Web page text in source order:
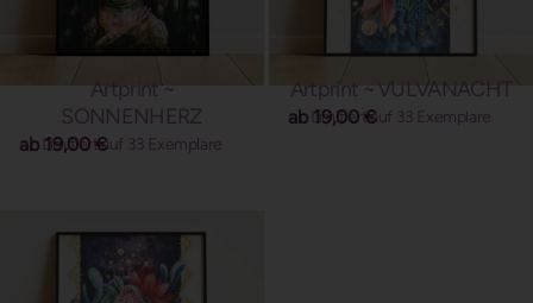
Artprint ~
SONNENHERZ
Limitiert auf 33 Exemplare
ab 19,00€
Artprint ~ VULVANACHT
Limitiert auf 33 Exemplare
ab 19,00€